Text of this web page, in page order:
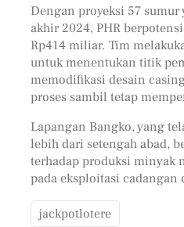
Dengan proyeksi 57
akhir 2024, PHR
Rp414 miliar. Tim
untuk menentukan titik
memodifikasi desain
proses sambil tetap
Lapangan Bangko, yang
lebih dari setengah abad,
terhadap produksi minyak
pada eksploitasi cadangan
jackpotlotere